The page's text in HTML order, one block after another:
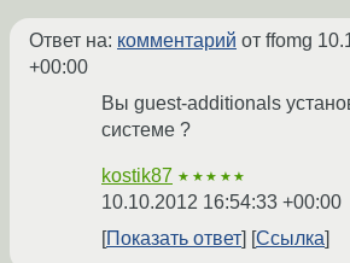
Ответ на: комментарий от ffomg
+00:00
Вы guest-additionals
системе ?
kostik87 ★★★★★
10.10.2012 16:54:33 +00:00
Показать ответ
Ссылка